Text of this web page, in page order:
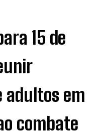
15 de
adultos em
combate